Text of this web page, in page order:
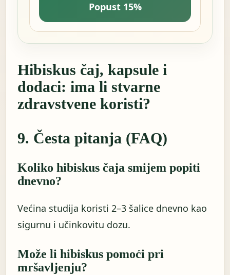
Popust 15%
Hibiskus čaj, kapsule i
dodaci: ima li stvarne
zdravstvene koristi?
9. Česta pitanja (FAQ)
Koliko hibiskus čaja smijem popiti
dnevno?
Većina studija koristi 2–3 šalice dnevno kao
sigurnu i učinkovitu dozu.
Može li hibiskus pomoći pri
mršavljenju?